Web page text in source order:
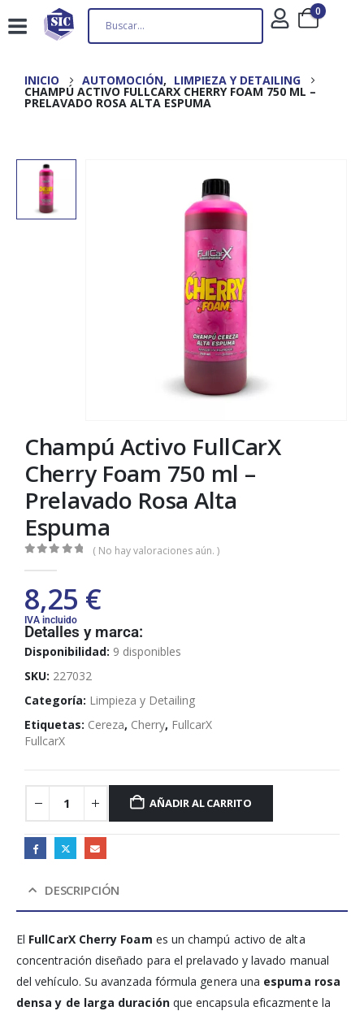
0
INICIO AUTOMOCIÓN, LIMPIEZA Y DETAILING
CHAMPÚ ACTIVO FULLCARX CHERRY FOAM 750 ML –
PRELAVADO ROSA ALTA ESPUMA
Champú Activo FullCarX
Cherry Foam 750 ml –
Prelavado Rosa Alta
Espuma
( No hay valoraciones aún. )
8,25 €
IVA incluido
Detalles y marca:
Disponibilidad: 9 disponibles
SKU: 227032
Categoría: Limpieza y Detailing
Etiquetas: Cereza, Cherry, FullcarX
FullcarX
AÑADIR AL CARRITO
DESCRIPCIÓN
El FullCarX Cherry Foam es un champú activo de alta
concentración diseñado para el prelavado y lavado manual
del vehículo. Su avanzada fórmula genera una espuma rosa
densa y de larga duraciónque encapsula eficazmente la